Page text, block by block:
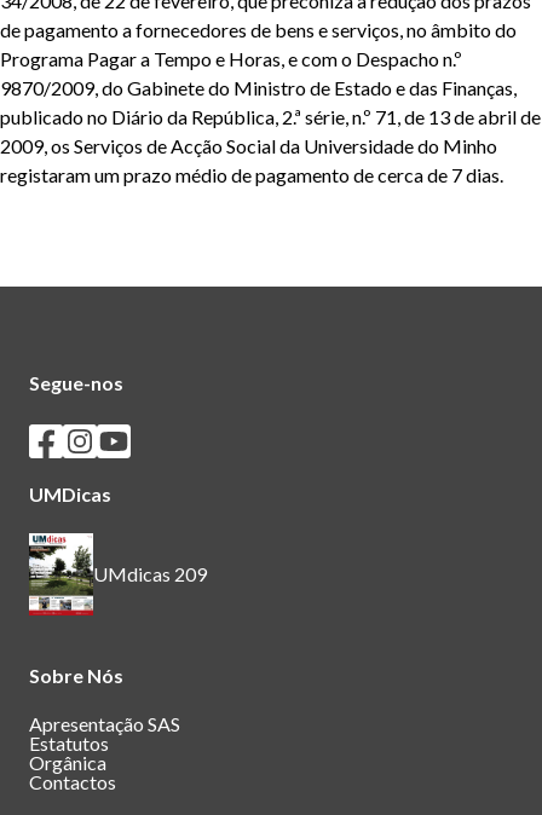
de pagamento a fornecedores de bens e serviços, no âmbito do
Programa Pagar a Tempo e Horas, e com o Despacho n.º
9870/2009, do Gabinete do Ministro de Estado e das Finanças,
publicado no Diário da República, 2.ª série, n.º 71, de 13 de abril de
2009, os Serviços de Acção Social da Universidade do Minho
registaram um prazo médio de pagamento de cerca de 7 dias.
Segue-nos
Seguir os SASUM no Facebook
Seguir os SASUM no Instagram
Seguir os SASUM no Youtube
UMDicas
UMdicas 209
Sobre Nós
Apresentação SAS
Estatutos
Orgânica
Contactos